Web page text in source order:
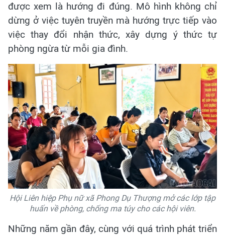
được xem là hướng đi đúng. Mô hình không chỉ
dừng ở việc tuyên truyền mà hướng trực tiếp vào
việc thay đổi nhận thức, xây dựng ý thức tự
phòng ngừa từ mỗi gia đình.
Hội Liên hiệp Phụ nữ xã Phong Dụ Thượng mở các lớp tập
huấn về phòng, chống ma túy cho các hội viên.
Những năm gần đây, cùng với quá trình phát triển